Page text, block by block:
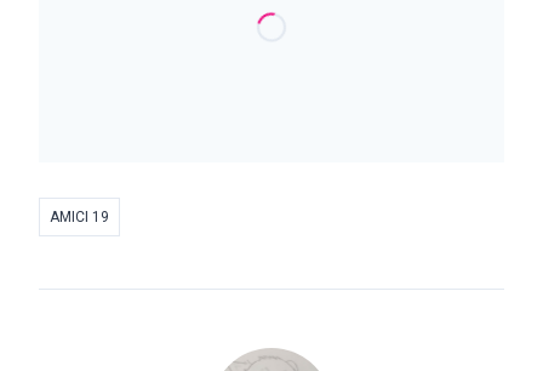
AMICI 19